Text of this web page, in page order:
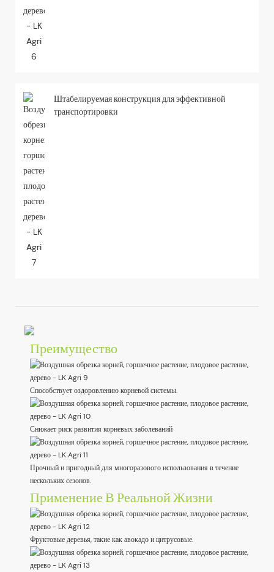
Штабелируемая конструкция для эффективной
транспортировки
Преимущество
Способствует оздоровлению корневой системы.
Снижает риск развития корневых заболеваний
Прочный и пригодный для многоразового использования в течение
нескольких сезонов.
Применение В Реальной Жизни
Фруктовые деревья, такие как авокадо и цитрусовые.